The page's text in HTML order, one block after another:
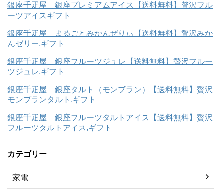
銀座千疋屋 銀座プレミアムアイス【送料無料】贅沢フル
ーツアイスギフト
銀座千疋屋 まるごとみかんぜりぃ【送料無料】贅沢みか
んゼリー,ギフト
銀座千疋屋 銀座フルーツジュレ【送料無料】贅沢フルー
ツジュレ,ギフト
銀座千疋屋 銀座タルト（モンブラン）【送料無料】贅沢
モンブランタルト,ギフト
銀座千疋屋 銀座フルーツタルトアイス【送料無料】贅沢
フルーツタルトアイス,ギフト
カテゴリー
家電